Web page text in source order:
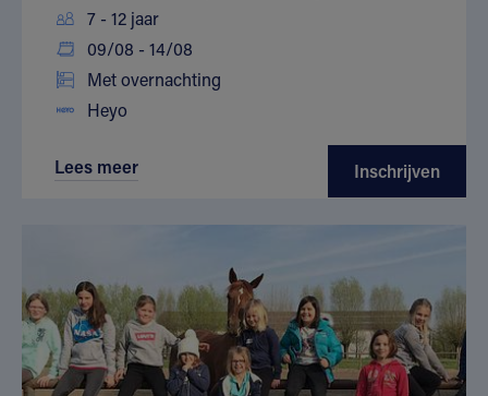
7 - 12 jaar
09/08 - 14/08
Met overnachting
Heyo
Lees meer Inschrijven